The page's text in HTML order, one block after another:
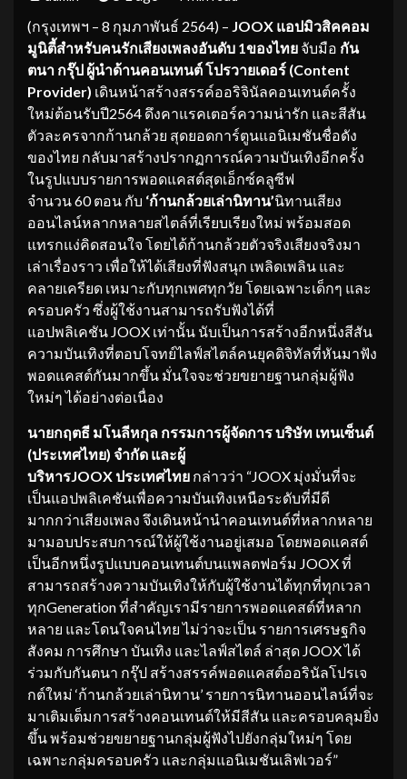
(กรุงเทพฯ – 8 กุมภาพันธ์ 2564) – JOOX แอปมิวสิคคอม
มูนิตี้สำหรับคนรักเสียงเพลงอันดับ 1ของไทย จับมือ กัน
ตนา กรุ๊ป ผู้นำด้านคอนเทนต์ โปรวายเดอร์ (Content
Provider) เดินหน้าสร้างสรรค์ออริจินัลคอนเทนต์ครั้ง
ใหม่ต้อนรับปี2564 ดึงคาแรคเตอร์ความน่ารัก และสีสัน
ตัวละครจากก้านกล้วย สุดยอดการ์ตูนแอนิเมชันชื่อดัง
ของไทย กลับมาสร้างปรากฏการณ์ความบันเทิงอีกครั้ง
ในรูปแบบรายการพอดแคสต์สุดเอ็กซ์คลูซีฟ
จำนวน 60 ตอน กับ ‘ก้านกล้วยเล่านิทาน’นิทานเสียง
ออนไลน์หลากหลายสไตล์ที่เรียบเรียงใหม่ พร้อมสอด
แทรกแง่คิดสอนใจ โดยได้ก้านกล้วยตัวจริงเสียงจริงมา
เล่าเรื่องราว เพื่อให้ได้เสียงที่ฟังสนุก เพลิดเพลิน และ
คลายเครียด เหมาะกับทุกเพศทุกวัย โดยเฉพาะเด็กๆ และ
ครอบครัว ซึ่งผู้ใช้งานสามารถรับฟังได้ที่
แอปพลิเคชัน JOOX เท่านั้น นับเป็นการสร้างอีกหนึ่งสีสัน
ความบันเทิงที่ตอบโจทย์ไลฟ์สไตล์คนยุคดิจิทัลที่หันมาฟัง
พอดแคสต์กันมากขึ้น มั่นใจจะช่วยขยายฐานกลุ่มผู้ฟัง
ใหม่ๆ ได้อย่างต่อเนื่อง
นายกฤตธี มโนลีหกุล กรรมการผู้จัดการ บริษัท เทนเซ็นต์
(ประเทศไทย) จำกัด และผู้
บริหารJOOX ประเทศไทย กล่าวว่า “JOOX มุ่งมั่นที่จะ
เป็นแอปพลิเคชันเพื่อความบันเทิงเหนือระดับที่มีดี
มากกว่าเสียงเพลง จึงเดินหน้านำคอนเทนต์ที่หลากหลาย
มามอบประสบการณ์ให้ผู้ใช้งานอยู่เสมอ โดยพอดแคสต์
เป็นอีกหนึ่งรูปแบบคอนเทนต์บนแพลตฟอร์ม JOOX ที่
สามารถสร้างความบันเทิงให้กับผู้ใช้งานได้ทุกที่ทุกเวลา
ทุกGeneration ที่สำคัญเรามีรายการพอดแคสต์ที่หลาก
หลาย และโดนใจคนไทย ไม่ว่าจะเป็น รายการเศรษฐกิจ
สังคม การศึกษา บันเทิง และไลฟ์สไตล์ ล่าสุด JOOX ได้
ร่วมกับกันตนา กรุ๊ป สร้างสรรค์พอดแคสต์ออรินัลโปรเจ
กต์ใหม่ ‘ก้านกล้วยเล่านิทาน’ รายการนิทานออนไลน์ที่จะ
มาเติมเต็มการสร้างคอนเทนต์ให้มีสีสัน และครอบคลุมยิ่ง
ขึ้น พร้อมช่วยขยายฐานกลุ่มผู้ฟังไปยังกลุ่มใหม่ๆ โดย
เฉพาะกลุ่มครอบครัว และกลุ่มแอนิเมชันเลิฟเวอร์”